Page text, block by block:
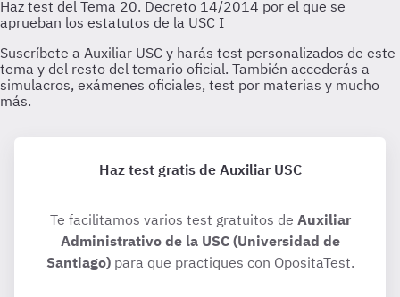
Haz test gratis de Auxiliar USC
Te facilitamos varios test gratuitos de Auxiliar
Administrativo de la USC (Universidad de
Santiago)para que practiques con OpositaTest.